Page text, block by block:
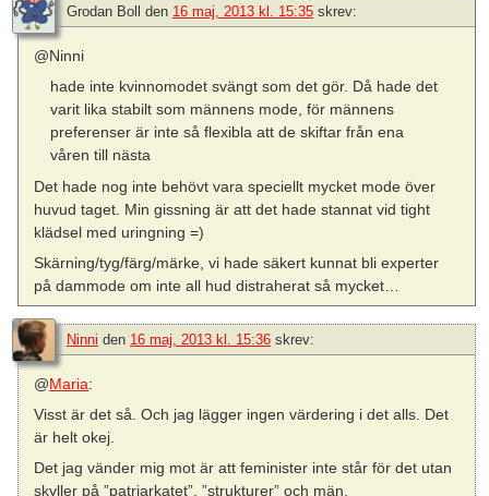
Grodan Boll den 16 maj, 2013 kl. 15:35 skrev:
@Ninni
hade inte kvinnomodet svängt som det gör. Då hade det
varit lika stabilt som männens mode, för männens
preferenser är inte så flexibla att de skiftar från ena
våren till nästa
Det hade nog inte behövt vara speciellt mycket mode över
huvud taget. Min gissning är att det hade stannat vid tight
klädsel med uringning =)
Skärning/tyg/färg/märke, vi hade säkert kunnat bli experter
på dammode om inte all hud distraherat så mycket…
Ninni den 16 maj, 2013 kl. 15:36 skrev:
@Maria:
Visst är det så. Och jag lägger ingen värdering i det alls. Det
är helt okej.
Det jag vänder mig mot är att feminister inte står för det utan
skyller på ”patriarkatet”, ”strukturer” och män.